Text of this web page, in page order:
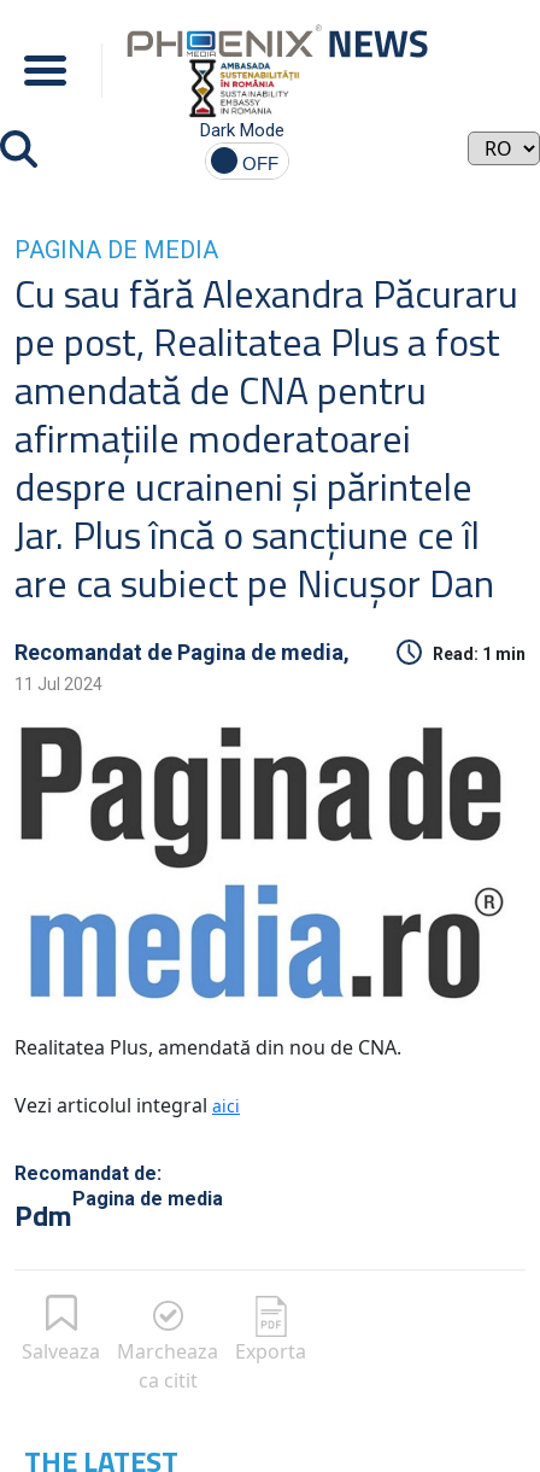
Dark Mode
PAGINA DE MEDIA
Cu sau fără Alexandra Păcuraru
pe post, Realitatea Plus a fost
amendată de CNA pentru
afirmaţiile moderatoarei
despre ucraineni şi părintele
Jar. Plus încă o sancţiune ce îl
are ca subiect pe Nicuşor Dan
Recomandat de Pagina de media, Read: 1 min
11 Jul 2024
Realitatea Plus, amendată din nou de CNA.
Vezi articolul integral aici
Recomandat de:
Pdm Pagina de media
Salveaza
Marcheaza
ca citit
Exporta
THE LATEST